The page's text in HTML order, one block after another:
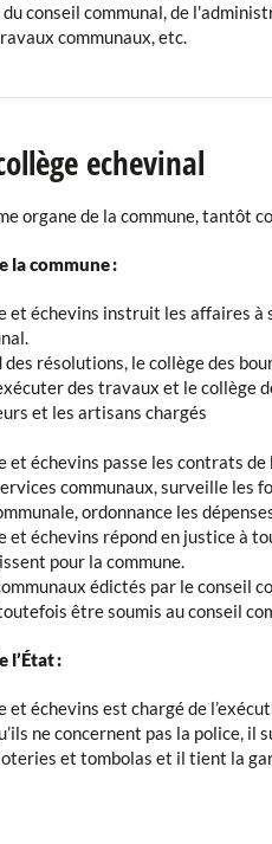
conseil communal, de
communaux, etc.
echevinal
organe de la commune, tantôt
la commune :
et échevins instruit les affaires
des résolutions, le collège des
des travaux et le collège
et les artisans chargés
et échevins passe les contrats
communaux, surveille les
ordonnance les
et échevins répond en justice à
pour la commune.
édictés par le conseil
être soumis au conseil
l’État :
et échevins est chargé de
ne concernent pas la police,
et tombolas et il tient la